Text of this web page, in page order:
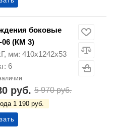
боковые
(КМ 3)
мм: 410х1242х53
6
руб. 5 970 руб.
1 190 руб.